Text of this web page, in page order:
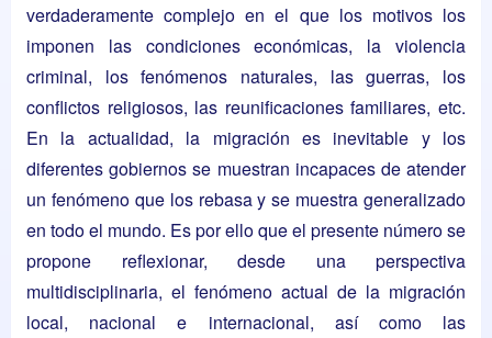
verdaderamente complejo en el que los motivos los
imponen las condiciones económicas, la violencia
criminal, los fenómenos naturales, las guerras, los
conflictos religiosos, las reunificaciones familiares, etc.
En la actualidad, la migración es inevitable y los
diferentes gobiernos se muestran incapaces de atender
un fenómeno que los rebasa y se muestra generalizado
en todo el mundo. Es por ello que el presente número se
propone reflexionar, desde una perspectiva
multidisciplinaria, el fenómeno actual de la migración
local, nacional e internacional, así como las